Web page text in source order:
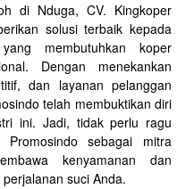
di Nduga, CV. Kingkoper
solusi terbaik kepada
membutuhkan koper
Dengan menekankan
dan layanan pelanggan
telah membuktikan diri
ini. Jadi, tidak perlu ragu
sebagai mitra
kenyamanan dan
suci Anda.